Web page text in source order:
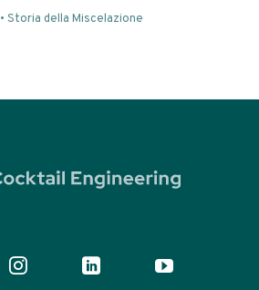
• Storia della Miscelazione